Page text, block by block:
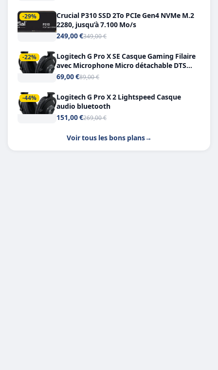
-29%
Crucial P310 SSD 2To PCIe Gen4 NVMe M.2
2280, jusqu’à 7.100 Mo/s
249,00 €349,00 €
-22%
Logitech G Pro X SE Casque Gaming Filaire
avec Microphone Micro détachable DTS
Headphone X 7.1
69,00 €89,00 €
-44%
Logitech G Pro X 2 Lightspeed Casque
audio bluetooth
151,00 €269,00 €
Voir tous les bons plans→